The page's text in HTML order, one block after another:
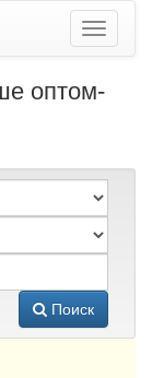
оптом-
Поиск